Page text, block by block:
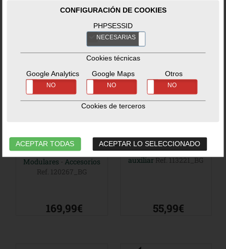
Wood Insert
Mesas y Sistemas
Modulares
Accesorios
Ref. 120267_BG
169,99€
Mesas y Sistemas
Modulares-Mesa
auxiliarRef. 113221_BG
55,99€
CONFIGURACIÓN DE COOKIES
PHPSESSID
NECESARIAS
Cookies técnicas
Google Analytics
NO
Google Maps
NO
Otros
NO
Cookies de terceros
ACEPTAR TODAS ACEPTAR LO SELECCIONADO